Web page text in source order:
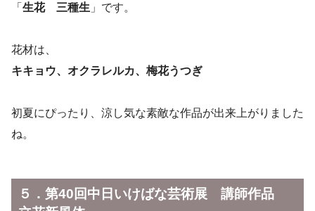
「 生花 三種生 」です。
花材は、
キキョウ、オクラレルカ、梅花うつぎ
初夏にぴったり、涼し気な素敵な作品が出来上がりました
ね。
５．第40回中日いけばな芸術展 講師作品